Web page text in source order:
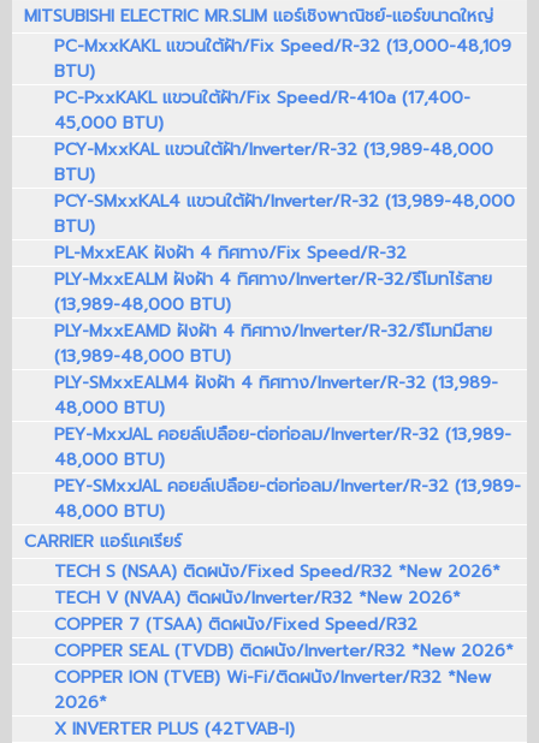
MITSUBISHI ELECTRIC MR.SLIM แอร์เชิงพาณิชย์-แอร์ขนาดใหญ่
PC-MxxKAKL แขวนใต้ฝ้า/Fix Speed/R-32 (13,000-48,109
BTU)
PC-PxxKAKL แขวนใต้ฝ้า/Fix Speed/R-410a (17,400-
45,000 BTU)
PCY-MxxKAL แขวนใต้ฝ้า/Inverter/R-32 (13,989-48,000
BTU)
PCY-SMxxKAL4 แขวนใต้ฝ้า/Inverter/R-32 (13,989-48,000
BTU)
PL-MxxEAK ฝังฝ้า 4 ทิศทาง/Fix Speed/R-32
PLY-MxxEALM ฝังฝ้า 4 ทิศทาง/Inverter/R-32/รีโมทไร้สาย
(13,989-48,000 BTU)
PLY-MxxEAMD ฝังฝ้า 4 ทิศทาง/Inverter/R-32/รีโมทมีสาย
(13,989-48,000 BTU)
PLY-SMxxEALM4 ฝังฝ้า 4 ทิศทาง/Inverter/R-32 (13,989-
48,000 BTU)
PEY-MxxJAL คอยล์เปลือย-ต่อท่อลม/Inverter/R-32 (13,989-
48,000 BTU)
PEY-SMxxJAL คอยล์เปลือย-ต่อท่อลม/Inverter/R-32 (13,989-
48,000 BTU)
CARRIER แอร์แคเรียร์
TECH S (NSAA) ติดผนัง/Fixed Speed/R32 *New 2026*
TECH V (NVAA) ติดผนัง/Inverter/R32 *New 2026*
COPPER 7 (TSAA) ติดผนัง/Fixed Speed/R32
COPPER SEAL (TVDB) ติดผนัง/Inverter/R32 *New 2026*
COPPER ION (TVEB) Wi-Fi/ติดผนัง/Inverter/R32 *New
2026*
X INVERTER PLUS (42TVAB-I)